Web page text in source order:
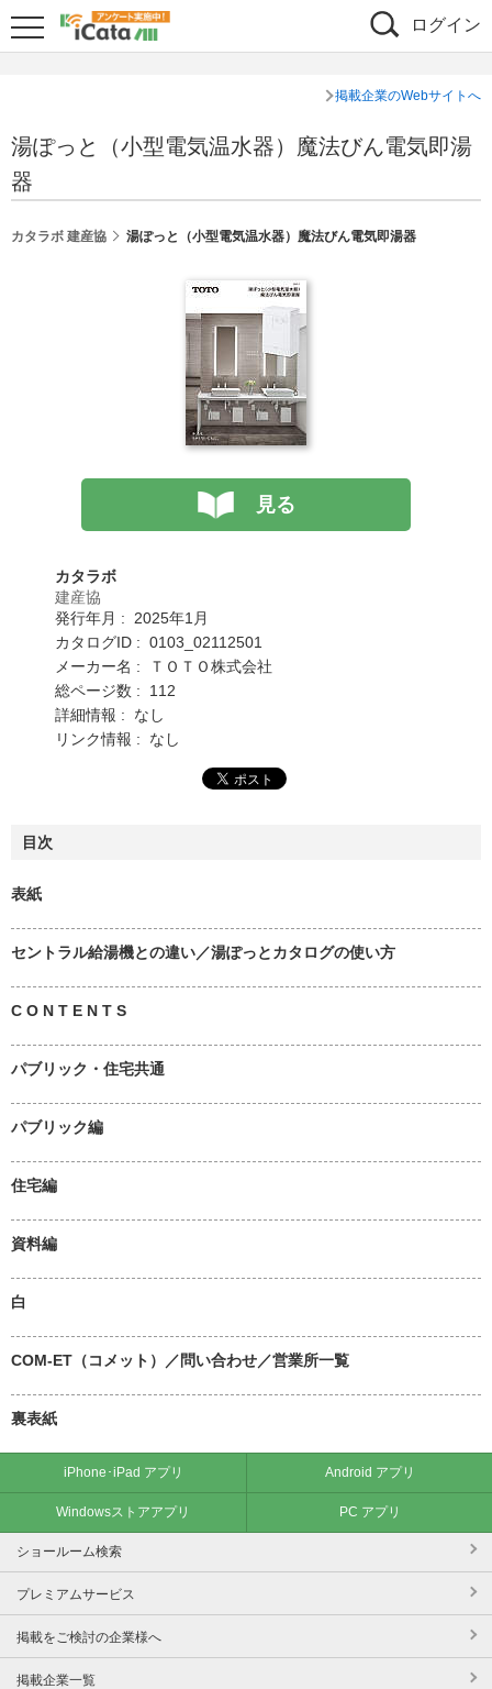
ログイン
掲載企業のWebサイトへ
湯ぽっと（小型電気温水器）魔法びん電気即湯
器
カタラボ 建産協 湯ぽっと（小型電気温水器）魔法びん電気即湯器
見る
カタラボ
建産協
発行年月 : 2025年1月
カタログID : 0103_02112501
メーカー名 : ＴＯＴＯ株式会社
総ページ数 : 112
詳細情報 : なし
リンク情報 : なし
目次
表紙
セントラル給湯機との違い／湯ぽっとカタログの使い方
C O N T E N T S
パブリック・住宅共通
パブリック編
住宅編
資料編
白
COM-ET（コメット）／問い合わせ／営業所一覧
裏表紙
iPhone･iPad アプリ Android アプリ
Windowsストアアプリ PC アプリ
ショールーム検索
プレミアムサービス
掲載をご検討の企業様へ
掲載企業一覧